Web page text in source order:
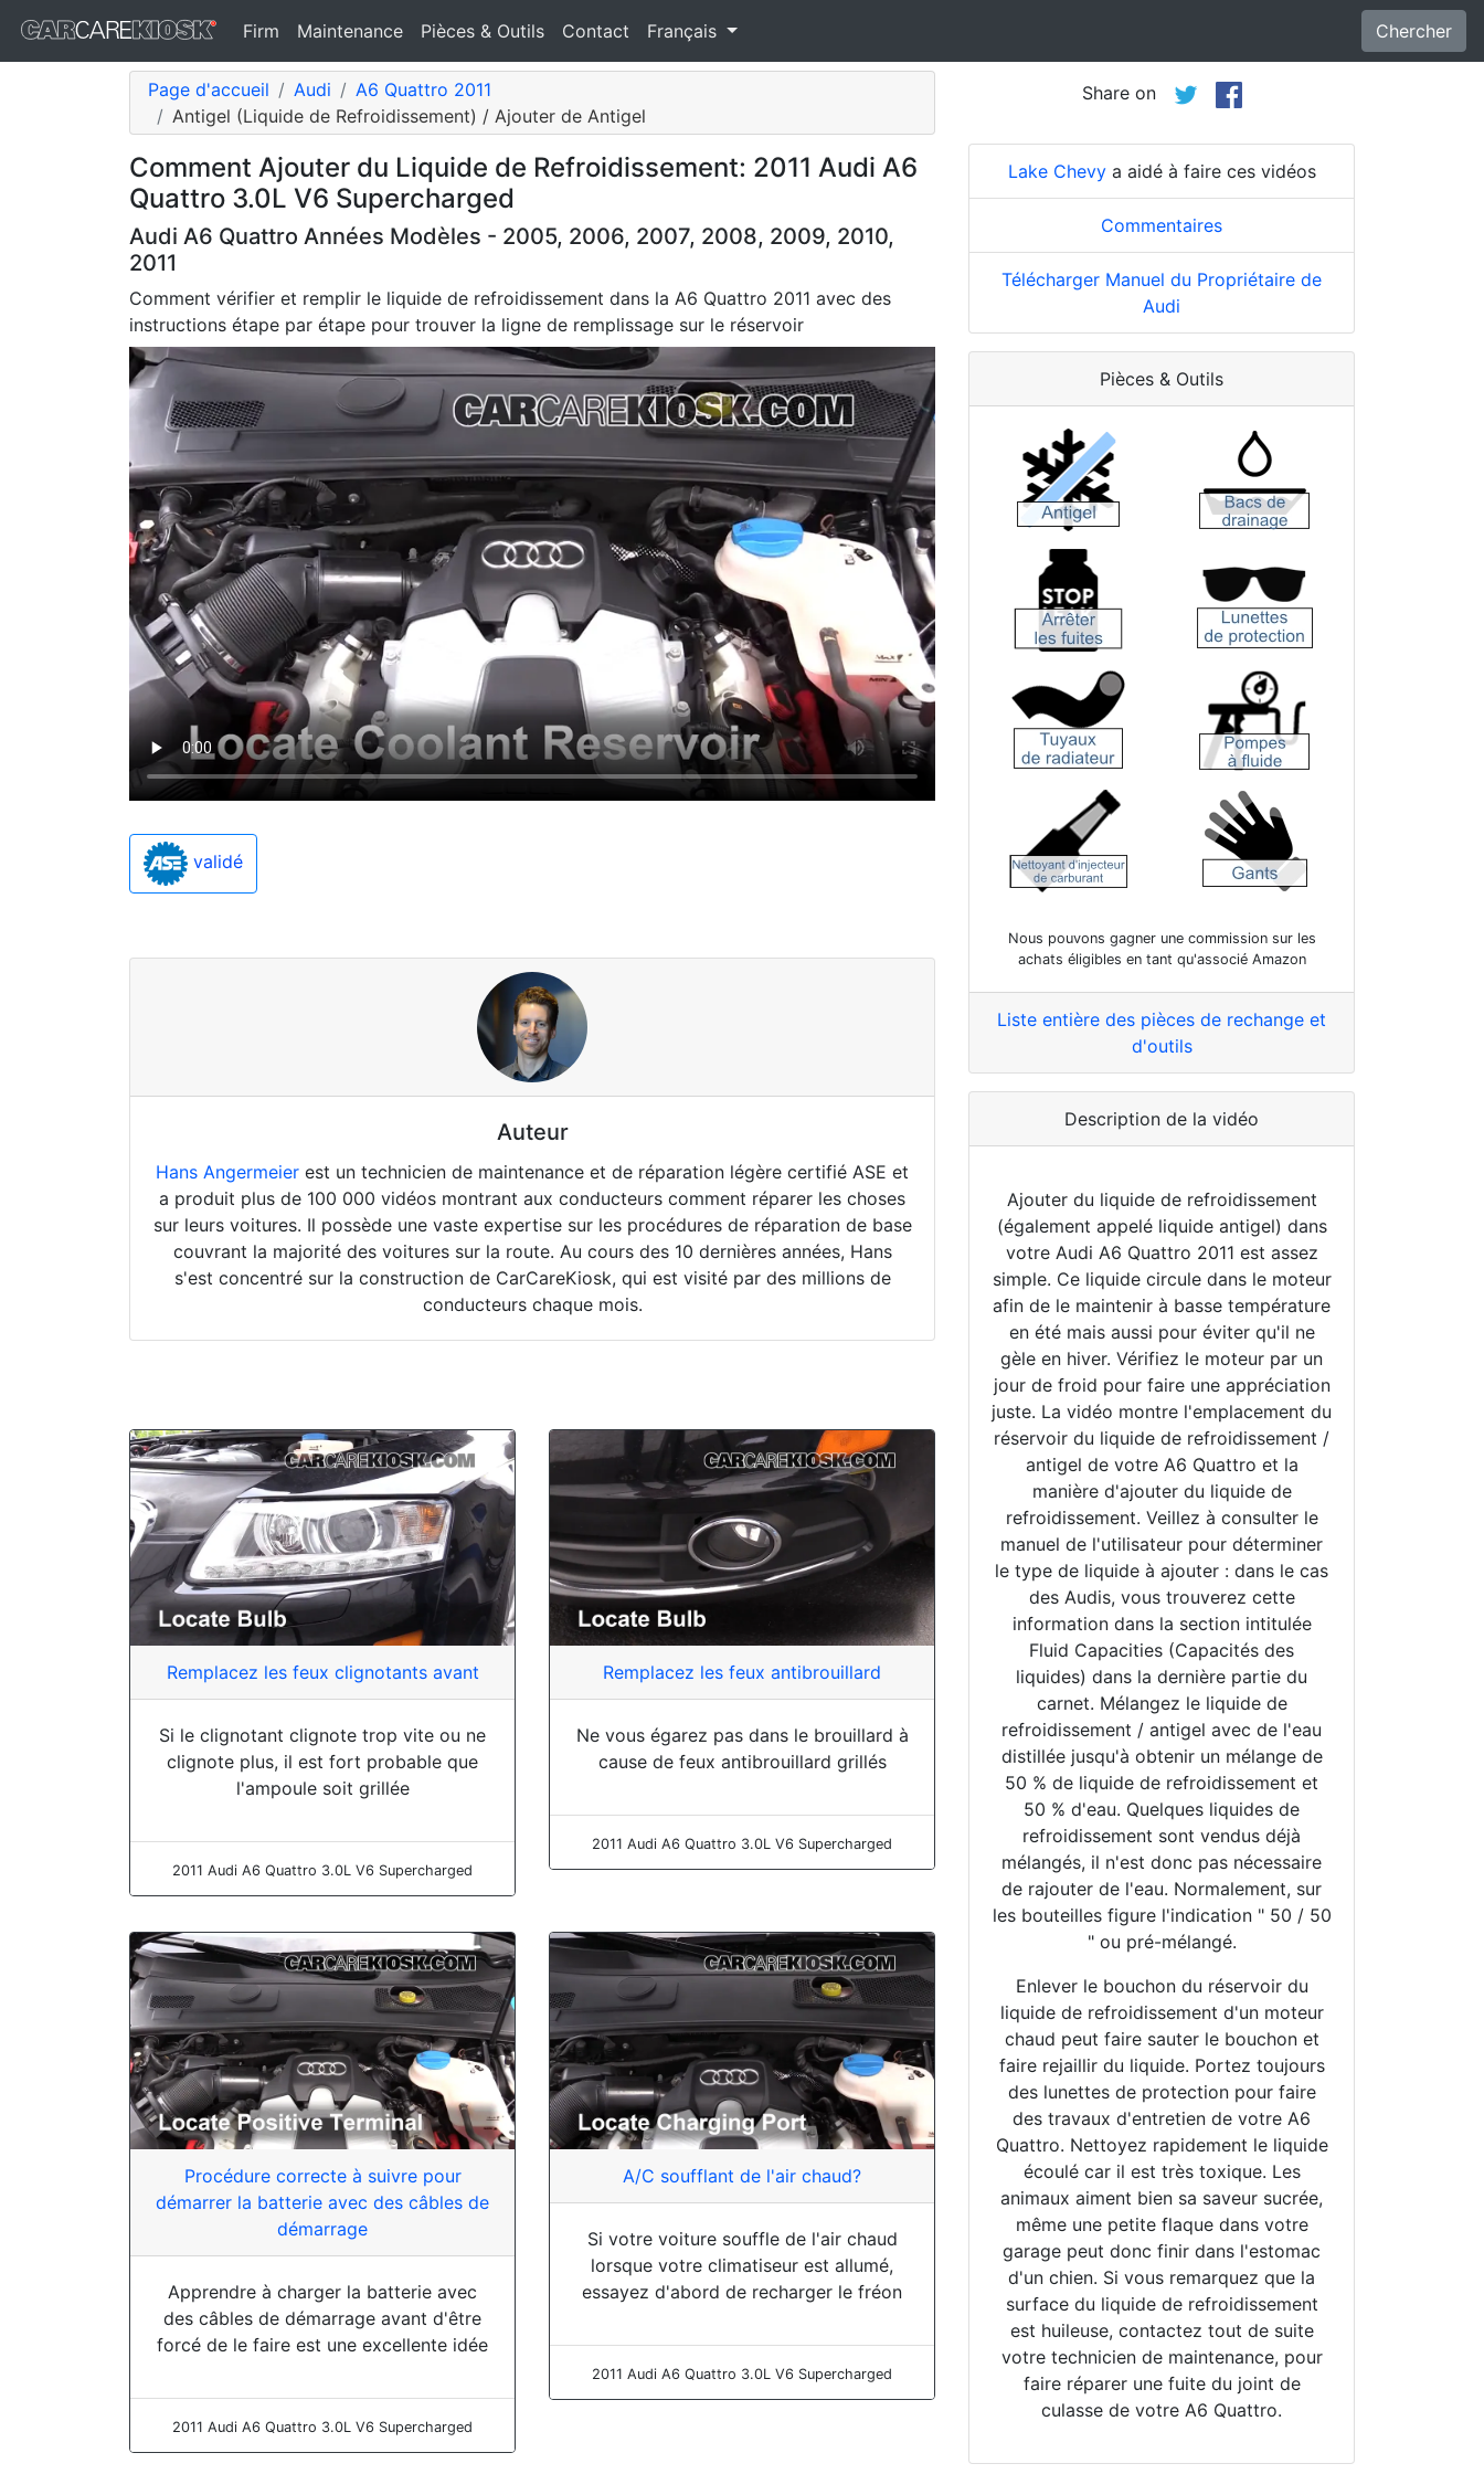
Firm Maintenance Pièces & Outils Contact Français Chercher
Page d'accueil Audi
A6 Quattro 2011
Antigel (Liquide de Refroidissement) / Ajouter de Antigel
Comment Ajouter du Liquide de Refroidissement: 2011 Audi A6
Quattro 3.0L V6 Supercharged
Audi A6 Quattro Années Modèles - 2005, 2006, 2007, 2008, 2009, 2010,
2011
Comment vérifier et remplir le liquide de refroidissement dans la A6 Quattro 2011 avec des
instructions étape par étape pour trouver la ligne de remplissage sur le réservoir
validé
Auteur
Hans Angermeier est un technicien de maintenance et de réparation légère certifié ASE et
a produit plus de 100 000 vidéos montrant aux conducteurs comment réparer les choses
sur leurs voitures. Il possède une vaste expertise sur les procédures de réparation de base
couvrant la majorité des voitures sur la route. Au cours des 10 dernières années, Hans
s'est concentré sur la construction de CarCareKiosk, qui est visité par des millions de
conducteurs chaque mois.
Remplacez les feux clignotants avant
Si le clignotant clignote trop vite ou ne
clignote plus, il est fort probable que
l'ampoule soit grillée
2011 Audi A6 Quattro 3.0L V6 Supercharged
Remplacez les feux antibrouillard
Ne vous égarez pas dans le brouillard à
cause de feux antibrouillard grillés
2011 Audi A6 Quattro 3.0L V6 Supercharged
Procédure correcte à suivre pour
démarrer la batterie avec des câbles de
démarrage
Apprendre à charger la batterie avec
des câbles de démarrage avant d'être
forcé de le faire est une excellente idée
2011 Audi A6 Quattro 3.0L V6 Supercharged
A/C soufflant de l'air chaud?
Si votre voiture souffle de l'air chaud
lorsque votre climatiseur est allumé,
essayez d'abord de recharger le fréon
2011 Audi A6 Quattro 3.0L V6 Supercharged
Share on
Lake Chevya aidé à faire ces vidéos
Commentaires
Télécharger Manuel du Propriétaire de
Audi
Pièces & Outils
Nous pouvons gagner une commission sur les
achats éligibles en tant qu'associé Amazon
Liste entière des pièces de rechange et
d'outils
Description de la vidéo
Ajouter du liquide de refroidissement
(également appelé liquide antigel) dans
votre Audi A6 Quattro 2011 est assez
simple. Ce liquide circule dans le moteur
afin de le maintenir à basse température
en été mais aussi pour éviter qu'il ne
gèle en hiver. Vérifiez le moteur par un
jour de froid pour faire une appréciation
juste. La vidéo montre l'emplacement du
réservoir du liquide de refroidissement /
antigel de votre A6 Quattro et la
manière d'ajouter du liquide de
refroidissement. Veillez à consulter le
manuel de l'utilisateur pour déterminer
le type de liquide à ajouter : dans le cas
des Audis, vous trouverez cette
information dans la section intitulée
Fluid Capacities (Capacités des
liquides) dans la dernière partie du
carnet. Mélangez le liquide de
refroidissement / antigel avec de l'eau
distillée jusqu'à obtenir un mélange de
50 % de liquide de refroidissement et
50 % d'eau. Quelques liquides de
refroidissement sont vendus déjà
mélangés, il n'est donc pas nécessaire
de rajouter de l'eau. Normalement, sur
les bouteilles figure l'indication " 50 / 50
" ou pré-mélangé.
Enlever le bouchon du réservoir du
liquide de refroidissement d'un moteur
chaud peut faire sauter le bouchon et
faire rejaillir du liquide. Portez toujours
des lunettes de protection pour faire
des travaux d'entretien de votre A6
Quattro. Nettoyez rapidement le liquide
écoulé car il est très toxique. Les
animaux aiment bien sa saveur sucrée,
même une petite flaque dans votre
garage peut donc finir dans l'estomac
d'un chien. Si vous remarquez que la
surface du liquide de refroidissement
est huileuse, contactez tout de suite
votre technicien de maintenance, pour
faire réparer une fuite du joint de
culasse de votre A6 Quattro.